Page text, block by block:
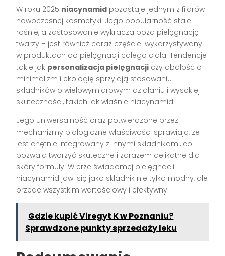
W roku 2025 niacynamid pozostaje jednym z filarów
nowoczesnej kosmetyki. Jego popularność stale
rośnie, a zastosowanie wykracza poza pielęgnację
twarzy – jest również coraz częściej wykorzystywany
w produktach do pielęgnacji całego ciała. Tendencje
takie jak personalizacja pielęgnacji czy dbałość o
minimalizm i ekologię sprzyjają stosowaniu
składników o wielowymiarowym działaniu i wysokiej
skuteczności, takich jak właśnie niacynamid.
Jego uniwersalność oraz potwierdzone przez
mechanizmy biologiczne właściwości sprawiają, że
jest chętnie integrowany z innymi składnikami, co
pozwala tworzyć skuteczne i zarazem delikatne dla
skóry formuły. W erze świadomej pielęgnacji
niacynamid jawi się jako składnik nie tylko modny, ale
przede wszystkim wartościowy i efektywny.
Gdzie kupić Viregyt K w Poznaniu?
Sprawdzone punkty sprzedaży leku